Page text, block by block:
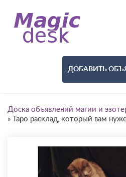
ДОБАВИТЬ
Доска объявлений магии и
»
Таро расклад, который вам